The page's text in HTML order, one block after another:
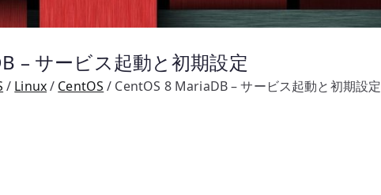
– サービス起動と初期設定
Linux CentOS CentOS 8 MariaDB – サービス起動と初期設定